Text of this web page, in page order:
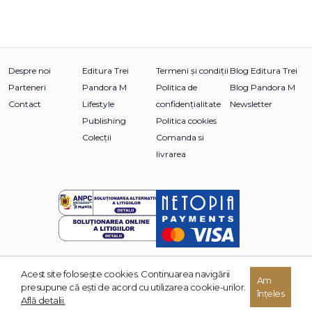
Despre noi
Parteneri
Contact
Editura Trei
Pandora M
Lifestyle
Publishing
Colecții
Termeni și condiții
Politica de
confidențialitate
Politica cookies
Comanda si
livrarea
Blog Editura Trei
Blog Pandora M
Newsletter
© 2026 Grupul Editorial TREI. Toate drepturile rezervate.
Acest site foloseşte cookies. Continuarea navigării
presupune că eşti de acord cu utilizarea cookie-urilor.
Află detalii.
Am
înțeles